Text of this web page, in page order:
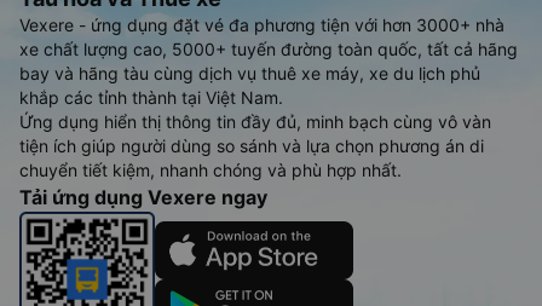
Vexere - ứng dụng đặt vé đa phương tiện với hơn 3000+ nhà
xe chất lượng cao, 5000+ tuyến đường toàn quốc, tất cả hãng
bay và hãng tàu cùng dịch vụ thuê xe máy, xe du lịch phủ
khắp các tỉnh thành tại Việt Nam.
Ứng dụng hiển thị thông tin đầy đủ, minh bạch cùng vô vàn
tiện ích giúp người dùng so sánh và lựa chọn phương án di
chuyển tiết kiệm, nhanh chóng và phù hợp nhất.
Tải ứng dụng Vexere ngay